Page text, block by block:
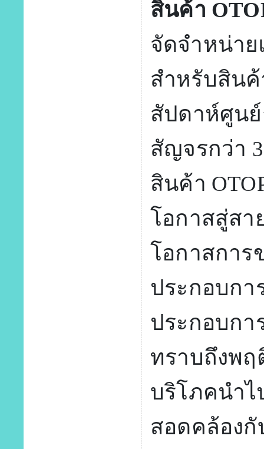
สินค้า
จัดจำหน่า
สำหรับสินค้
สัปดาห์ศูน
สัญจรกว่า
สินค้า
โอกาสสู่สา
โอกาสการ
ประกอบกา
ประกอบกา
ทราบถึงพฤ
บริโภคนำ
สอดคล้อง